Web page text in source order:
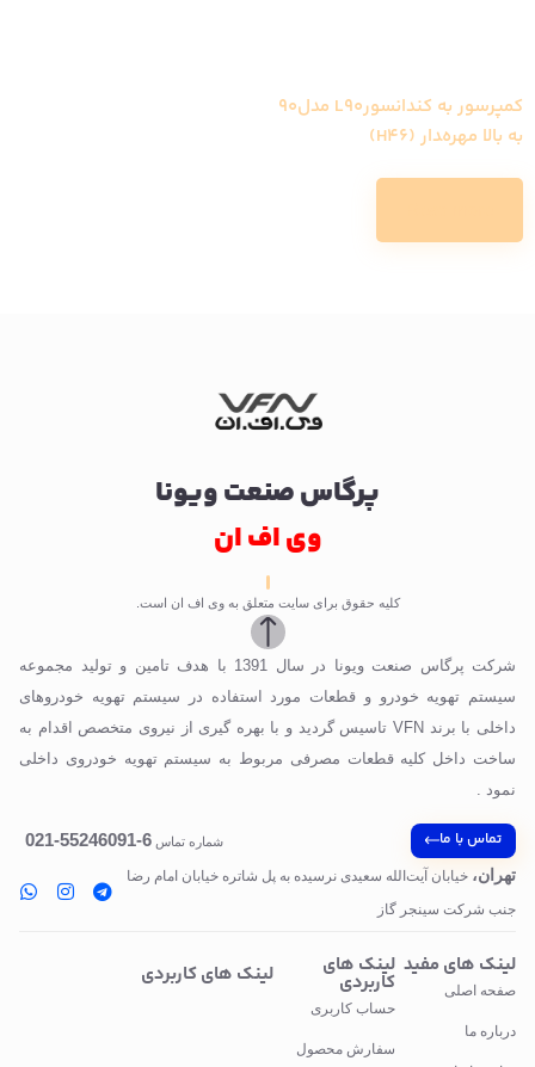
کمپرسور به کندانسورL90 مدل90
به بالا مهره‌‍دار (H46)
پرگاس صنعت ویونا
وی اف ان
کلیه حقوق برای سایت متعلق به وی اف ان است.
شرکت پرگاس صنعت ویونا در سال 1391 با هدف تامین و تولید مجموعه
سیستم تهویه خودرو و قطعات مورد استفاده در سیستم تهویه خودروهای
داخلی با برند VFN تاسیس گردید و با بهره گیری از نیروی متخصص اقدام به
ساخت داخل کلیه قطعات مصرفی مربوط به سیستم تهویه خودروی داخلی
نمود .
تماس با ما شماره تماس 6-55246091-021
تهران، خیابان آیت‌الله سعیدی نرسیده به پل‌ شاتره خیابان امام رضا
جنب شرکت سینجر گاز
لینک های مفید
صفحه اصلی
درباره ما
لینک های
کاربردی
حساب کاربری
سفارش محصول
لینک های کاربردی